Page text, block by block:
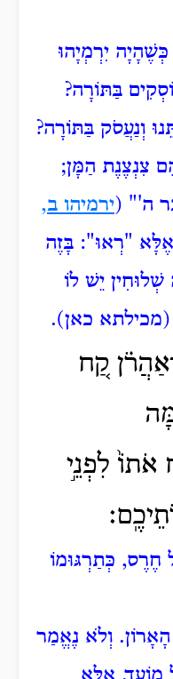
כְּשֶׁהָיָה יִרְמְיָהוּ
בַּתּוֹרָה?
וְנַעֲסֹק בַּתּוֹרָה?
צִנְצֶנֶת הַמָּן;
ה'" (ירמיהו ב,
"רְאוּ": בָּזֶה
יֵשׁ לוֹ
(מכילתא כאן).
קַ֚ח
אֹתוֹ֙ לִפְנֵ֣י
חֶרֶס, כְּתַרְגּוּמוֹ
הָאָרוֹן. וְלֹא נֶאֱמַר